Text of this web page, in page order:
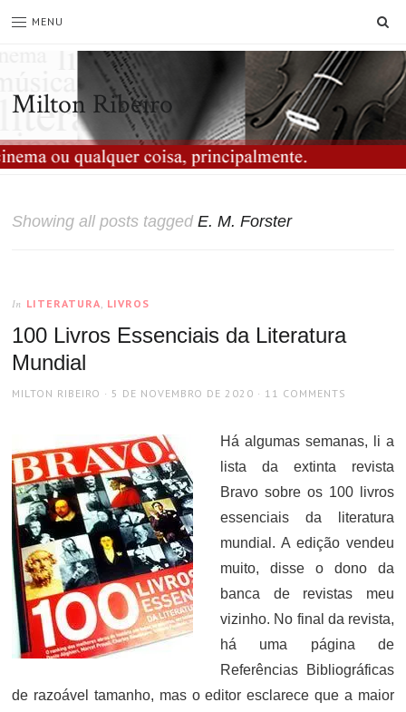
MENU
Milton Ribeiro
Showing all posts taggedE. M. Forster
In LITERATURA, LIVROS
100 Livros Essenciais da Literatura
Mundial
AUTHOR
MILTON RIBEIRO
POSTED
5 DE NOVEMBRO DE 2020 11 COMMENTS
Há algumas semanas, li a
lista da extinta revista
Bravo sobre os 100 livros
essenciais da literatura
mundial. A edição vendeu
muito, disse o dono da
banca de revistas meu
vizinho. No final da revista,
há uma página de
Referências Bibliográficas
de razoável tamanho, mas o editor esclarece que a maior